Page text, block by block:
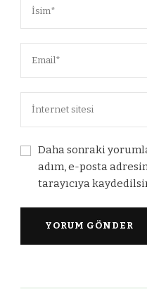
Daha sonraki
adım, e-posta
tarayıcıya